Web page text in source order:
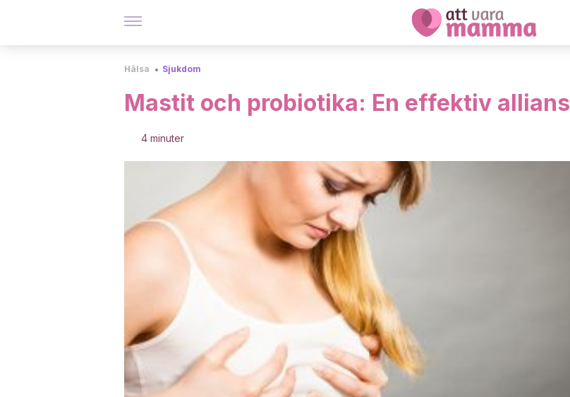
Hälsa Sjukdom
Mastit och probiotika: En effektiv allians
4 minuter